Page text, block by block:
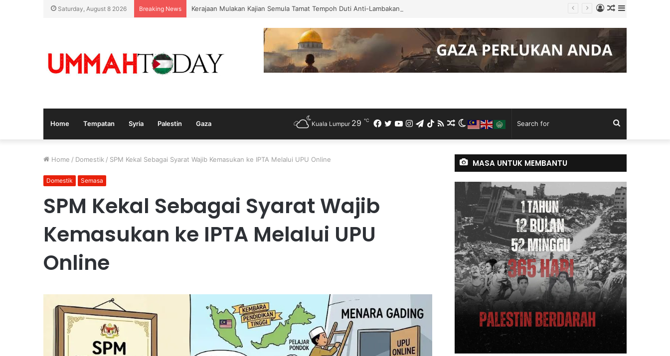
Saturday, August 8 2026 Breaking News Kerajaan Mulakan Kajian Semula Tamat Tempoh Duti Anti-Lambakan Import Gegelung Keluli China, Vietnam
Random
Article
Log
In
Home Tempatan Syria Palestin Gaza
for
Switch
skin
Random
Article
RSS
TikTok
Telegram
Instagram
YouTube
Twitter
Facebook
Kuala Lumpur 29 ℃
Home / Domestik / SPM Kekal Sebagai Syarat Wajib Kemasukan ke IPTA Melalui UPU Online
Domestik Semasa
SPM Kekal Sebagai Syarat Wajib
Kemasukan ke IPTA Melalui UPU
Online
MASA UNTUK MEMBANTU